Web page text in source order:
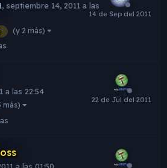
, septiembre 14, 2011 a las
(y 2 más)
a las 22:54
más)
a las 01:50